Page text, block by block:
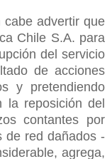
cabe advertir que
Chile S.A. para
del servicio
de acciones
y pretendiendo
la reposición del
contantes por
de red dañados -
agrega,